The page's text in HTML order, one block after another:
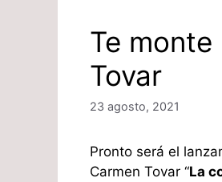
Te
Tovar
23 agosto, 2021
Pronto será el
Carmen Tovar “La